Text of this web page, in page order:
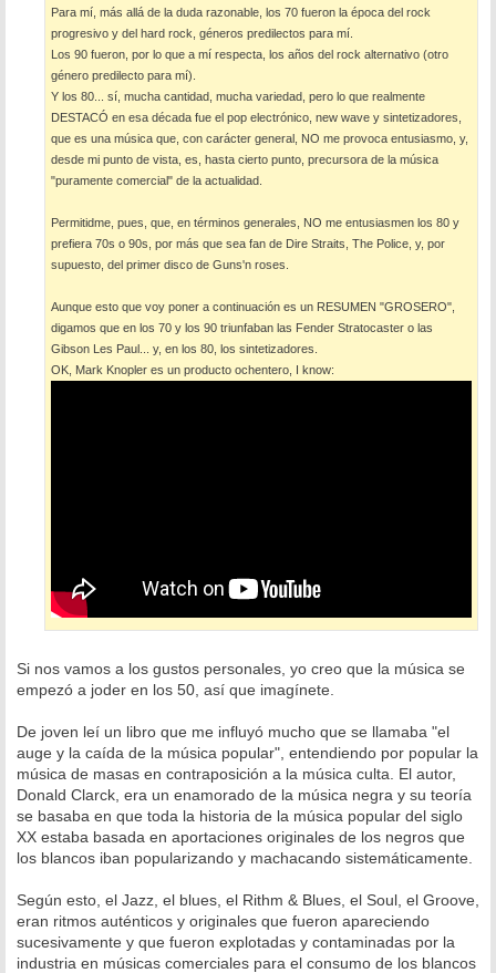
Para mí, más allá de la duda razonable, los 70 fueron la época del rock
progresivo y del hard rock, géneros predilectos para mí.
Los 90 fueron, por lo que a mí respecta, los años del rock alternativo (otro
género predilecto para mí).
Y los 80... sí, mucha cantidad, mucha variedad, pero lo que realmente
DESTACÓ en esa década fue el pop electrónico, new wave y sintetizadores,
que es una música que, con carácter general, NO me provoca entusiasmo, y,
desde mi punto de vista, es, hasta cierto punto, precursora de la música
"puramente comercial" de la actualidad.
Permitidme, pues, que, en términos generales, NO me entusiasmen los 80 y
prefiera 70s o 90s, por más que sea fan de Dire Straits, The Police, y, por
supuesto, del primer disco de Guns'n roses.
Aunque esto que voy poner a continuación es un RESUMEN "GROSERO",
digamos que en los 70 y los 90 triunfaban las Fender Stratocaster o las
Gibson Les Paul... y, en los 80, los sintetizadores.
OK, Mark Knopler es un producto ochentero, I know:
Si nos vamos a los gustos personales, yo creo que la música se
empezó a joder en los 50, así que imagínete.
De joven leí un libro que me influyó mucho que se llamaba "el
auge y la caída de la música popular", entendiendo por popular la
música de masas en contraposición a la música culta. El autor,
Donald Clarck, era un enamorado de la música negra y su teoría
se basaba en que toda la historia de la música popular del siglo
XX estaba basada en aportaciones originales de los negros que
los blancos iban popularizando y machacando sistemáticamente.
Según esto, el Jazz, el blues, el Rithm & Blues, el Soul, el Groove,
eran ritmos auténticos y originales que fueron apareciendo
sucesivamente y que fueron explotadas y contaminadas por la
industria en músicas comerciales para el consumo de los blancos